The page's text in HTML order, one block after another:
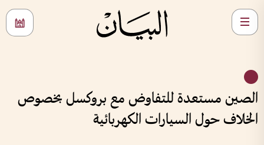
الصين مستعدة للتفاوض مع بروكسل بخصوص
الخلاف حول السيارات الكهربائية